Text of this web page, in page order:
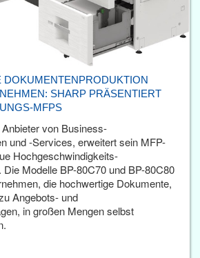
DOKUMENTENPRODUKTION
SHARP PRÄSENTIERT
MFPS
von Business-
und -Services, erweitert sein MFP-
Hochgeschwindigkeits-
Modelle BP-80C70 und BP-80C80
die hochwertige Dokumente,
Angebots- und
in großen Mengen selbst